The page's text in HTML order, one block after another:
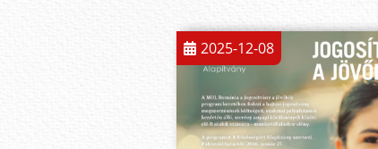
2025-12-08